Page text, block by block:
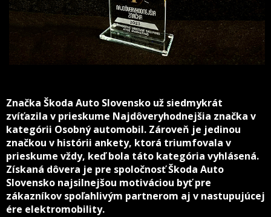
Značka Škoda Auto Slovensko už siedmykrát
zvíťazila v prieskume Najdôveryhodnejšia značka v
kategórii Osobný automobil. Zároveň je jedinou
značkou v histórii ankety, ktorá triumfovala v
prieskume vždy, keď bola táto kategória vyhlásená.
Získaná dôvera je pre spoločnosť Škoda Auto
Slovensko najsilnejšou motiváciou byť pre
zákazníkov spoľahlivým partnerom aj v nastupujúcej
ére elektromobility.